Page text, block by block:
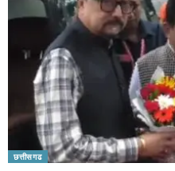
छत्तीसगढ